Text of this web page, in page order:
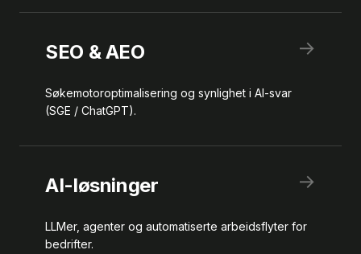
SEO & AEO →
Søkemotoroptimalisering og synlighet i AI-svar
(SGE / ChatGPT).
AI-løsninger →
LLMer, agenter og automatiserte arbeidsflyter for
bedrifter.